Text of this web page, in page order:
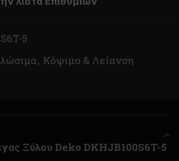
5
, Κόψιμο & Λείανση
Ξύλου Deko DKHJB100S6T-5